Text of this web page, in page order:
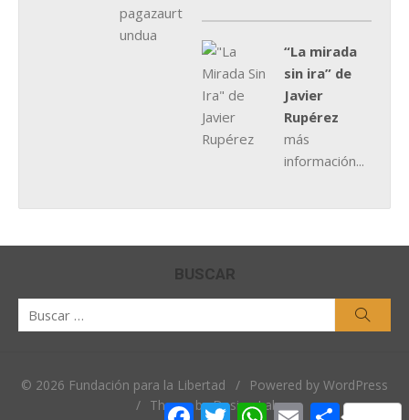
“La mirada
sin ira” de
Javier
Rupérez
más
información...
BUSCAR
© 2026 Fundación para la Libertad /
Powered by WordPress
/ Theme by Design Lab
Facebook
TwitterWhatsApp
EmailCompartir